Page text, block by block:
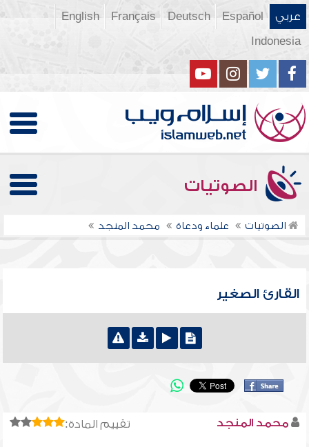
عربي Español
Deutsch
Français
English
Indonesia
الصوتيات
الصوتيات علماء ودعاة محمد المنجد
القارئ الصغير
تقييم المادة: محمد المنجد